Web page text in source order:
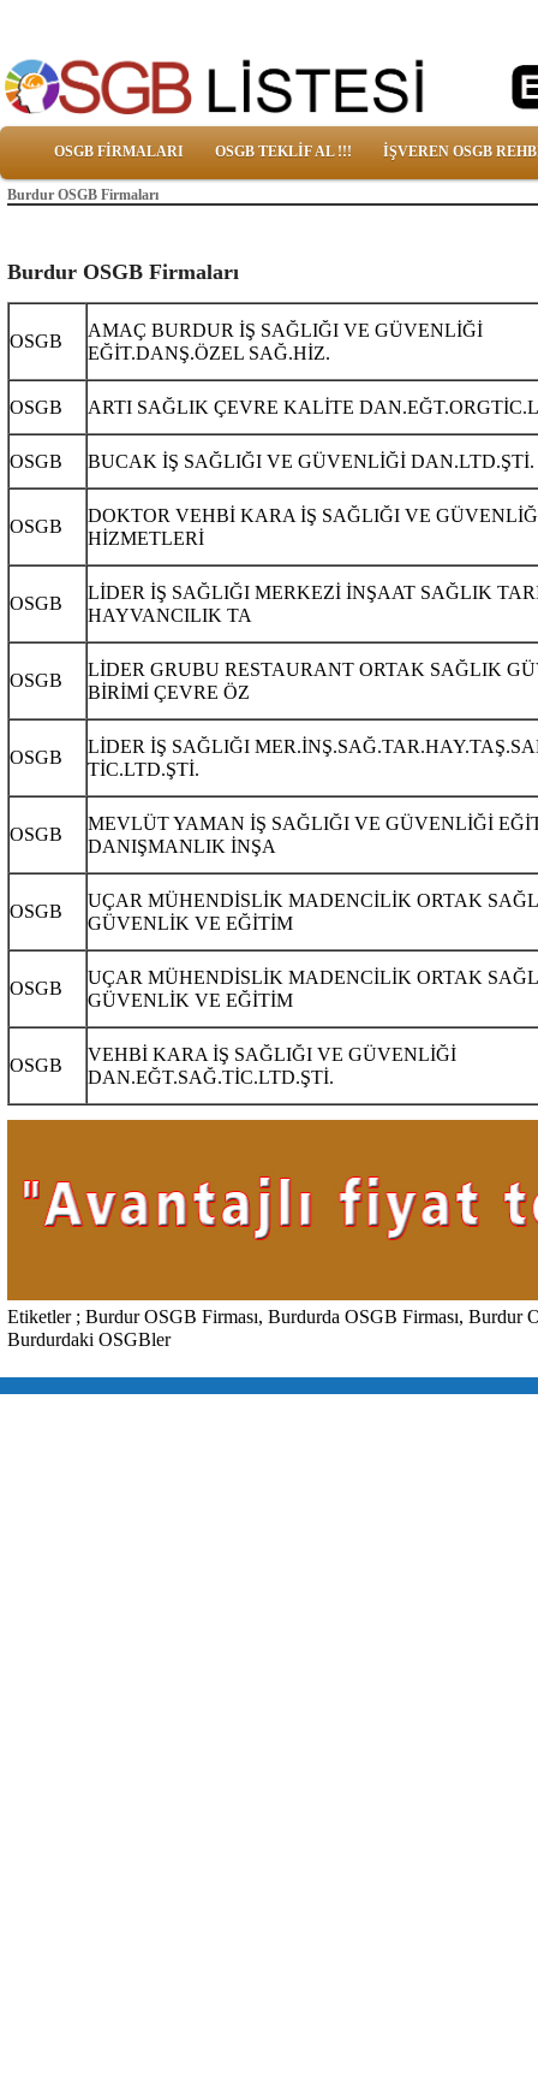
OSGB FİRMALARI OSGB TEKLİF AL !!! İŞVEREN OSGB
Burdur OSGB Firmaları
Burdur OSGB Firmaları
OSGB
AMAÇ BURDUR İŞ SAĞLIĞI VE GÜVENLİĞİ
EĞİT.DANŞ.ÖZEL SAĞ.HİZ.
OSGB ARTI SAĞLIK ÇEVRE KALİTE
OSGB BUCAK İŞ SAĞLIĞI VE GÜVENLİĞİ DAN.LTD.ŞTİ.
OSGB
DOKTOR VEHBİ KARA İŞ SAĞLIĞI VE
HİZMETLERİ
OSGB
LİDER İŞ SAĞLIĞI MERKEZİ İNŞAAT SAĞLIK
HAYVANCILIK TA
OSGB
LİDER GRUBU RESTAURANT ORTAK SAĞLIK
BİRİMİ ÇEVRE ÖZ
OSGB
LİDER İŞ SAĞLIĞI
TİC.LTD.ŞTİ.
OSGB
MEVLÜT YAMAN İŞ SAĞLIĞI VE GÜVENLİĞİ
DANIŞMANLIK İNŞA
OSGB
UÇAR MÜHENDİSLİK MADENCİLİK ORTAK
GÜVENLİK VE EĞİTİM
OSGB
UÇAR MÜHENDİSLİK MADENCİLİK ORTAK
GÜVENLİK VE EĞİTİM
OSGB
VEHBİ KARA İŞ SAĞLIĞI VE GÜVENLİĞİ
DAN.EĞT.SAĞ.TİC.LTD.ŞTİ.
Etiketler ; Burdur OSGB Firması, Burdurda OSGB Firması,
Burdurdaki OSGBler